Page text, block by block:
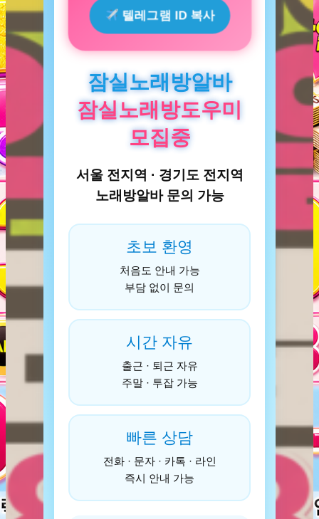
텔레그램 ID 복사
잠실노래방알바
잠실노래방도우미
모집중
서울 전지역 · 경기도 전지역
노래방알바 문의 가능
초보 환영
처음도 안내 가능
부담 없이 문의
시간 자유
출근 · 퇴근 자유
주말 · 투잡 가능
빠른 상담
전화 · 문자 · 카톡 · 라인
즉시 안내 가능